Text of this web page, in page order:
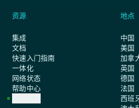
资源
集成
文档
快速入门指南
一体化
网络状态
帮助中心
地点
中国
美国
加拿
英国
德国
法国
西班